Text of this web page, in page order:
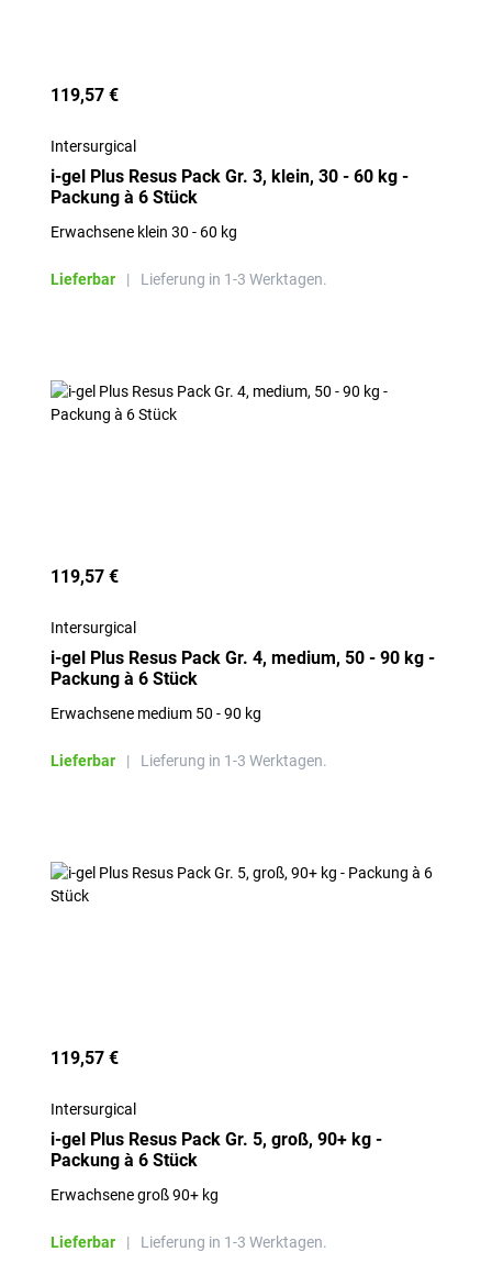
119,57 €
Intersurgical
i-gel Plus Resus Pack Gr. 3, klein, 30 - 60 kg -
Packung à 6 Stück
Erwachsene klein 30 - 60 kg
Lieferbar | Lieferung in 1-3 Werktagen.
119,57 €
Intersurgical
i-gel Plus Resus Pack Gr. 4, medium, 50 - 90 kg -
Packung à 6 Stück
Erwachsene medium 50 - 90 kg
Lieferbar | Lieferung in 1-3 Werktagen.
119,57 €
Intersurgical
i-gel Plus Resus Pack Gr. 5, groß, 90+ kg -
Packung à 6 Stück
Erwachsene groß 90+ kg
Lieferbar | Lieferung in 1-3 Werktagen.